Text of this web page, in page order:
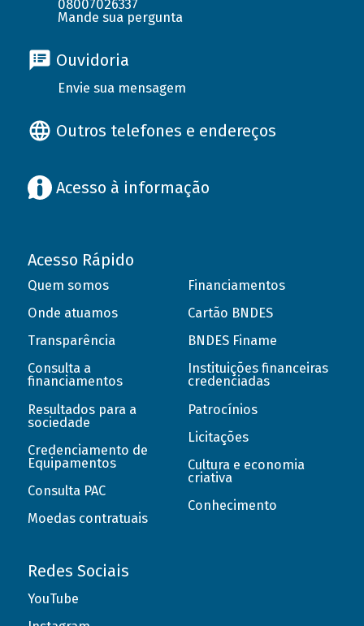
08007026337
Mande sua pergunta
Ouvidoria
Envie sua mensagem
Outros telefones e endereços
Acesso à informação
Acesso Rápido
Quem somos
Onde atuamos
Transparência
Consulta a
financiamentos
Resultados para a
sociedade
Credenciamento de
Equipamentos
Consulta PAC
Moedas contratuais
Financiamentos
Cartão BNDES
BNDES Finame
Instituições financeiras
credenciadas
Patrocínios
Licitações
Cultura e economia
criativa
Conhecimento
Redes Sociais
YouTube